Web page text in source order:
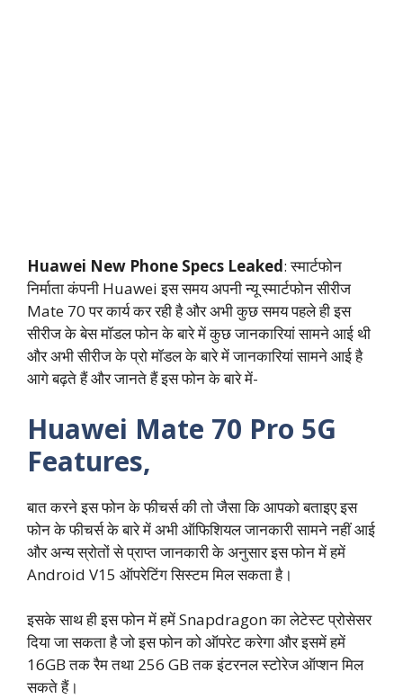
Huawei New Phone Specs Leaked: स्मार्टफोन
निर्माता कंपनी Huawei इस समय अपनी न्यू स्मार्टफोन सीरीज
Mate 70 पर कार्य कर रही है और अभी कुछ समय पहले ही इस
सीरीज के बेस मॉडल फोन के बारे में कुछ जानकारियां सामने आई थी
और अभी सीरीज के प्रो मॉडल के बारे में जानकारियां सामने आई है
आगे बढ़ते हैं और जानते हैं इस फोन के बारे में-
Huawei Mate 70 Pro 5G
Features,
बात करने इस फोन के फीचर्स की तो जैसा कि आपको बताइए इस
फोन के फीचर्स के बारे में अभी ऑफिशियल जानकारी सामने नहीं आई
और अन्य स्रोतों से प्राप्त जानकारी के अनुसार इस फोन में हमें
Android V15 ऑपरेटिंग सिस्टम मिल सकता है।
इसके साथ ही इस फोन में हमें Snapdragon का लेटेस्ट प्रोसेसर
दिया जा सकता है जो इस फोन को ऑपरेट करेगा और इसमें हमें
16GB तक रैम तथा 256 GB तक इंटरनल स्टोरेज ऑप्शन मिल
सकते हैं।